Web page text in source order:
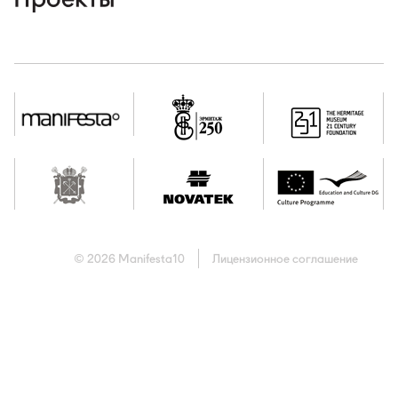
наши партнеры
контакты
© 2026 Manifesta10 Лицензионное соглашение